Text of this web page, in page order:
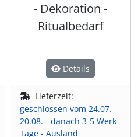
- Dekoration -
Ritualbedarf
Details
Lieferzeit:
geschlossen vom 24.07.
20.08. - danach 3-5 Werk-
Tage - Ausland